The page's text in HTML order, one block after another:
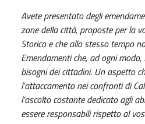
Avete presentato degli
zone della città, proposte per la
Storico e che allo stesso tempo
Emendamenti che, ad ogni
bisogni dei cittadini. Un aspetto
l’attaccamento nei confronti di
l’ascolto costante dedicato agli
essere responsabili rispetto al